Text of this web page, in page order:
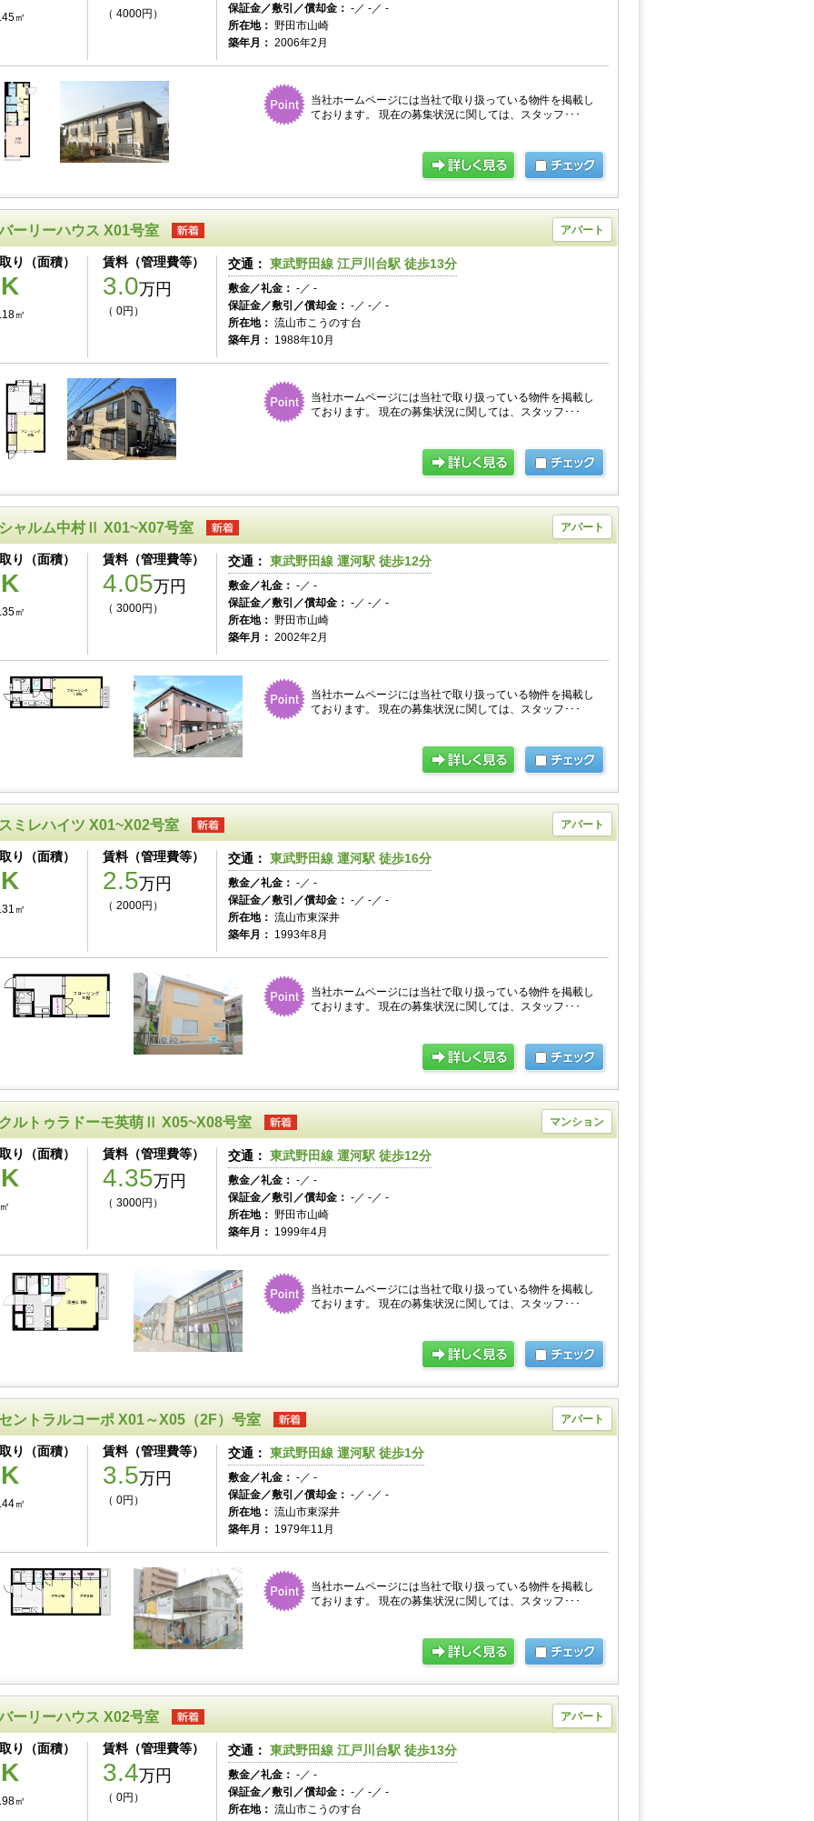
㎡ （ 4000円）
保証金／敷引／償却金： -／ -／ -
所在地： 野田市山崎
築年月： 2006年2月
当社ホームページには当社で取り扱っている物件を掲載し
ております。 現在の募集状況に関しては、スタッフ･･･
ーリーハウス X01号室 アパート
り（面積）
㎡
賃料（管理費等）
3.0万円
（ 0円）
交通： 東武野田線 江戸川台駅 徒歩13分
敷金／礼金： -／ -
保証金／敷引／償却金： -／ -／ -
所在地： 流山市こうのす台
築年月： 1988年10月
当社ホームページには当社で取り扱っている物件を掲載し
ております。 現在の募集状況に関しては、スタッフ･･･
ャルム中村Ⅱ X01~X07号室 アパート
り（面積）
㎡
賃料（管理費等）
4.05万円
（ 3000円）
交通： 東武野田線 運河駅 徒歩12分
敷金／礼金： -／ -
保証金／敷引／償却金： -／ -／ -
所在地： 野田市山崎
築年月： 2002年2月
当社ホームページには当社で取り扱っている物件を掲載し
ております。 現在の募集状況に関しては、スタッフ･･･
ミレハイツ X01~X02号室 アパート
り（面積）
㎡
賃料（管理費等）
2.5万円
（ 2000円）
交通： 東武野田線 運河駅 徒歩16分
敷金／礼金： -／ -
保証金／敷引／償却金： -／ -／ -
所在地： 流山市東深井
築年月： 1993年8月
当社ホームページには当社で取り扱っている物件を掲載し
ております。 現在の募集状況に関しては、スタッフ･･･
ルトゥラドーモ英萌Ⅱ X05~X08号室 マンション
り（面積） 賃料（管理費等）
4.35万円
（ 3000円）
交通： 東武野田線 運河駅 徒歩12分
敷金／礼金： -／ -
保証金／敷引／償却金： -／ -／ -
所在地： 野田市山崎
築年月： 1999年4月
当社ホームページには当社で取り扱っている物件を掲載し
ております。 現在の募集状況に関しては、スタッフ･･･
ントラルコーポ X01～X05（2F）号室 アパート
り（面積）
㎡
賃料（管理費等）
3.5万円
（ 0円）
交通： 東武野田線 運河駅 徒歩1分
敷金／礼金： -／ -
保証金／敷引／償却金： -／ -／ -
所在地： 流山市東深井
築年月： 1979年11月
当社ホームページには当社で取り扱っている物件を掲載し
ております。 現在の募集状況に関しては、スタッフ･･･
ーリーハウス X02号室 アパート
り（面積）
㎡
賃料（管理費等）
3.4万円
（ 0円）
交通： 東武野田線 江戸川台駅 徒歩13分
敷金／礼金： -／ -
保証金／敷引／償却金： -／ -／ -
所在地： 流山市こうのす台